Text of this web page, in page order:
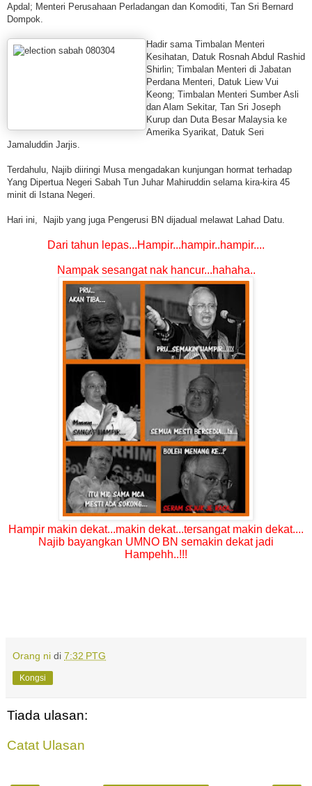
Apdal; Menteri Perusahaan Perladangan dan Komoditi, Tan Sri Bernard
Dompok.
Hadir sama Timbalan Menteri
Kesihatan, Datuk Rosnah Abdul Rashid
Shirlin; Timbalan Menteri di Jabatan
Perdana Menteri, Datuk Liew Vui
Keong; Timbalan Menteri Sumber Asli
dan Alam Sekitar, Tan Sri Joseph
Kurup dan Duta Besar Malaysia ke
Amerika Syarikat, Datuk Seri
Jamaluddin Jarjis.
Terdahulu, Najib diiringi Musa mengadakan kunjungan hormat terhadap
Yang Dipertua Negeri Sabah Tun Juhar Mahiruddin selama kira-kira 45
minit di Istana Negeri.
Hari ini, Najib yang juga Pengerusi BN dijadual melawat Lahad Datu.
Dari tahun lepas...Hampir...hampir..hampir....
Nampak sesangat nak hancur...hahaha..
Hampir makin dekat...makin dekat...tersangat makin dekat....
Najib bayangkan UMNO BN semakin dekat jadi
Hampehh..!!!
Orang ni di 7:32 PTG
Kongsi
Tiada ulasan:
Catat Ulasan